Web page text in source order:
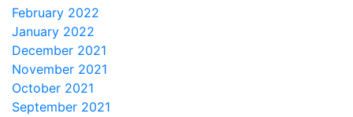
February 2022
January 2022
December 2021
November 2021
October 2021
September 2021